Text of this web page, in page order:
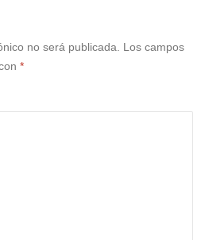
no será publicada.
Los campos
*